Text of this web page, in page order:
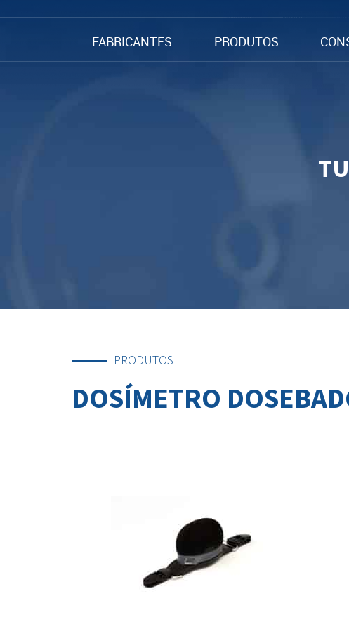
FABRICANTES PRODUTOS
PRODUTOS
DOSÍMETRO